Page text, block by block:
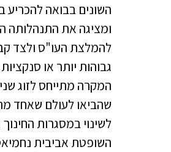
השונים בבואה
ומציגה את התנהלותה
להמלצת העו"ס ולצד
גבוהות יותר או
שהביאו לעולם שאחד
לשינוי במסגרות
השופטת אביבית